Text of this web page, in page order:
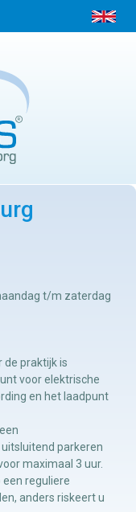
t/m zaterdag
de praktijk is
voor elektrische
en het laadpunt
parkeren
maximaal 3 uur.
een reguliere
anders riskeert u